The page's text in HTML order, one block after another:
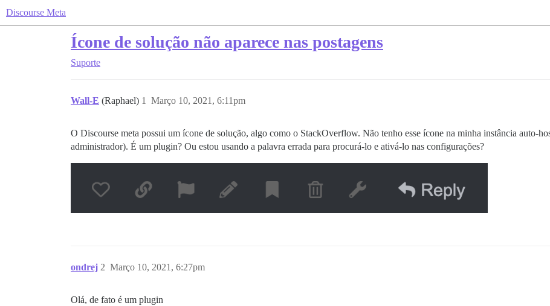
Discourse Meta
Ícone de solução não aparece nas postagens
Suporte
Wall-E (Raphael) Março 10, 2021, 6:11pm
1
O Discourse meta possui um ícone de solução, algo como o StackOverflow. Não tenho esse ícone na minha instância auto-
administrador). É um plugin? Ou estou usando a palavra errada para procurá-lo e ativá-lo nas configurações?
ondrej Março 10, 2021, 6:27pm
2
Olá, de fato é um plugin